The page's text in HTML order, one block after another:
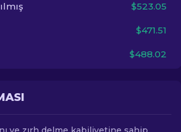
TR
$523.05
$471.51
$488.02